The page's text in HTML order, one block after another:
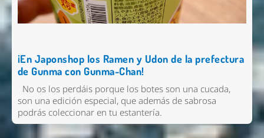
¡En Japonshop los Ramen y Udon de la prefectura
de Gunma con Gunma-Chan!
No os los perdáis porque los botes son una cucada,
son una edición especial, que además de sabrosa
podrás coleccionar en tu estantería.